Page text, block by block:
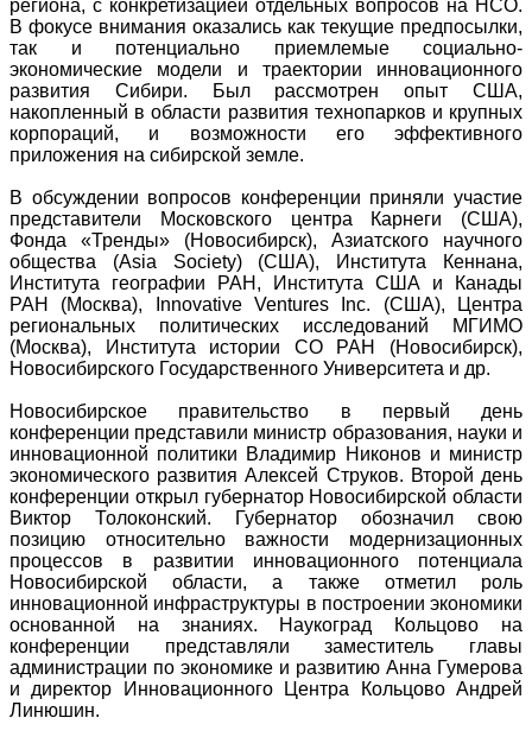
региона, с конкретизацией отдельных вопросов на НСО.
В фокусе внимания оказались как текущие предпосылки,
так и потенциально приемлемые социально-
экономические модели и траектории инновационного
развития Сибири. Был рассмотрен опыт США,
накопленный в области развития технопарков и крупных
корпораций, и возможности его эффективного
приложения на сибирской земле.
В обсуждении вопросов конференции приняли участие
представители Московского центра Карнеги (США),
Фонда «Тренды» (Новосибирск), Азиатского научного
общества (Asia Society) (США), Института Кеннана,
Института географии РАН, Института США и Канады
РАН (Москва), Innovative Ventures Inc. (США), Центра
региональных политических исследований МГИМО
(Москва), Института истории СО РАН (Новосибирск),
Новосибирского Государственного Университета и др.
Новосибирское правительство в первый день
конференции представили министр образования, науки и
инновационной политики Владимир Никонов и министр
экономического развития Алексей Струков. Второй день
конференции открыл губернатор Новосибирской области
Виктор Толоконский. Губернатор обозначил свою
позицию относительно важности модернизационных
процессов в развитии инновационного потенциала
Новосибирской области, а также отметил роль
инновационной инфраструктуры в построении экономики
основанной на знаниях. Наукоград Кольцово на
конференции представляли заместитель главы
администрации по экономике и развитию Анна Гумерова
и директор Инновационного Центра Кольцово Андрей
Линюшин.